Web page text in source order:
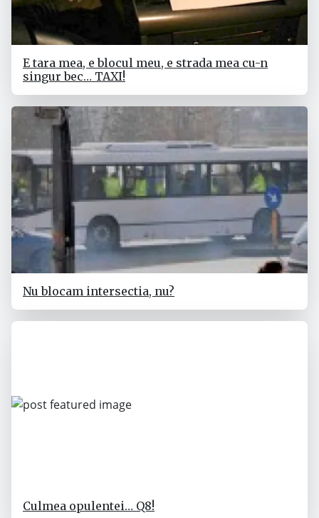
E tara mea, e blocul meu, e strada mea cu-n
singur bec… TAXI!
Nu blocam intersectia, nu?
Culmea opulentei… Q8!